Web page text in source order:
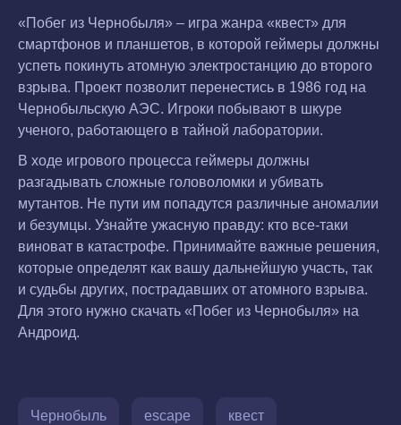
«Побег из Чернобыля» – игра жанра «квест» для
смартфонов и планшетов, в которой геймеры должны
успеть покинуть атомную электростанцию до второго
взрыва. Проект позволит перенестись в 1986 год на
Чернобыльскую АЭС. Игроки побывают в шкуре
ученого, работающего в тайной лаборатории.
В ходе игрового процесса геймеры должны
разгадывать сложные головоломки и убивать
мутантов. Не пути им попадутся различные аномалии
и безумцы. Узнайте ужасную правду: кто все-таки
виноват в катастрофе. Принимайте важные решения,
которые определят как вашу дальнейшую участь, так
и судьбы других, пострадавших от атомного взрыва.
Для этого нужно скачать «Побег из Чернобыля» на
Андроид.
Чернобыль escape квест